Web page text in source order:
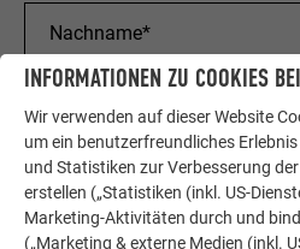
INFORMATIONEN ZU COOKIES
Wir verwenden auf dieser Website
um ein benutzerfreundliches
und Statistiken zur Verbesserung
erstellen („Statistiken (inkl. US-
Marketing-Aktivitäten durch und
(„Marketing & externe Medien (inkl.